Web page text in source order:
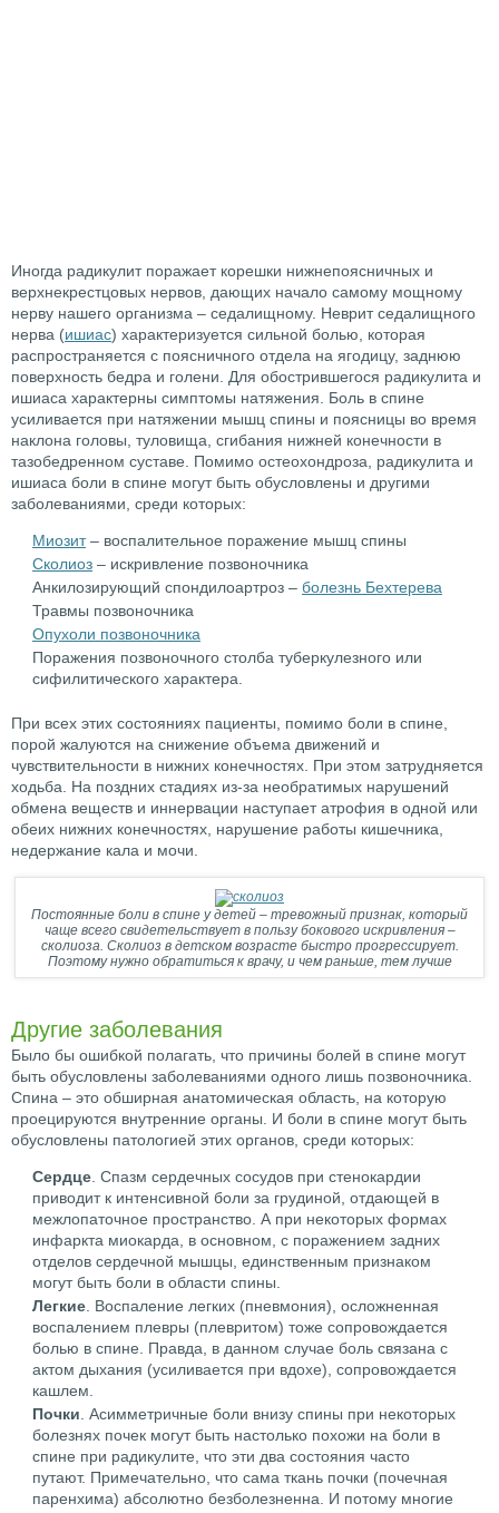
Иногда радикулит поражает корешки нижнепоясничных и
верхнекрестцовых нервов, дающих начало самому мощному
нерву нашего организма – седалищному. Неврит седалищного
нерва (ишиас) характеризуется сильной болью, которая
распространяется с поясничного отдела на ягодицу, заднюю
поверхность бедра и голени. Для обострившегося радикулита и
ишиаса характерны симптомы натяжения. Боль в спине
усиливается при натяжении мышц спины и поясницы во время
наклона головы, туловища, сгибания нижней конечности в
тазобедренном суставе. Помимо остеохондроза, радикулита и
ишиаса боли в спине могут быть обусловлены и другими
заболеваниями, среди которых:
Миозит– воспалительное поражение мышц спины
Сколиоз – искривление позвоночника
Анкилозирующий спондилоартроз – болезнь Бехтерева
Травмы позвоночника
Опухоли позвоночника
Поражения позвоночного столба туберкулезного или
сифилитического характера.
При всех этих состояниях пациенты, помимо боли в спине,
порой жалуются на снижение объема движений и
чувствительности в нижних конечностях. При этом затрудняется
ходьба. На поздних стадиях из-за необратимых нарушений
обмена веществ и иннервации наступает атрофия в одной или
обеих нижних конечностях, нарушение работы кишечника,
недержание кала и мочи.
Постоянные боли в спине у детей – тревожный признак, который
чаще всего свидетельствует в пользу бокового искривления –
сколиоза. Сколиоз в детском возрасте быстро прогрессирует.
Поэтому нужно обратиться к врачу, и чем раньше, тем лучше
Другие заболевания
Было бы ошибкой полагать, что причины болей в спине могут
быть обусловлены заболеваниями одного лишь позвоночника.
Спина – это обширная анатомическая область, на которую
проецируются внутренние органы. И боли в спине могут быть
обусловлены патологией этих органов, среди которых:
Сердце. Спазм сердечных сосудов при стенокардии
приводит к интенсивной боли за грудиной, отдающей в
межлопаточное пространство. А при некоторых формах
инфаркта миокарда, в основном, с поражением задних
отделов сердечной мышцы, единственным признаком
могут быть боли в области спины.
Легкие. Воспаление легких (пневмония), осложненная
воспалением плевры (плевритом) тоже сопровождается
болью в спине. Правда, в данном случае боль связана с
актом дыхания (усиливается при вдохе), сопровождается
кашлем.
Почки. Асимметричные боли внизу спины при некоторых
болезнях почек могут быть настолько похожи на боли в
спине при радикулите, что эти два состояния часто
путают. Примечательно, что сама ткань почки (почечная
паренхима) абсолютно безболезненна. И потому многие